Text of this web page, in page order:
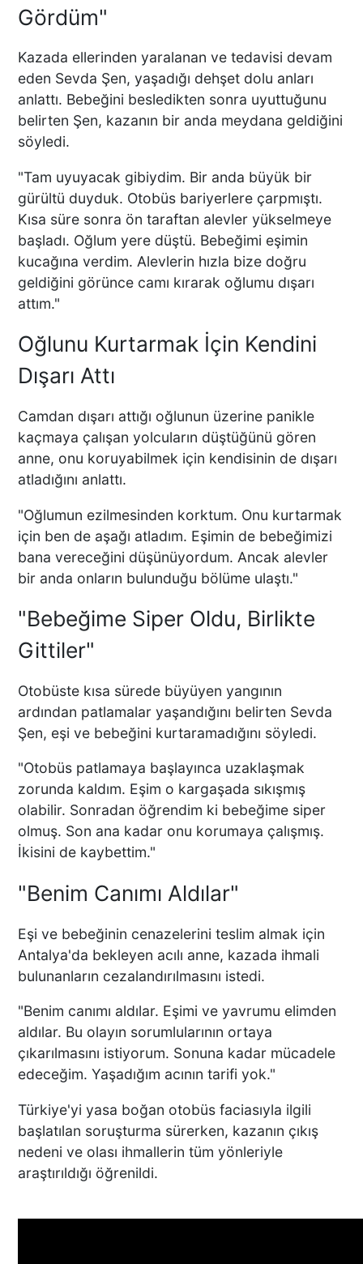
Gördüm"
Kazada ellerinden yaralanan ve tedavisi devam
eden Sevda Şen, yaşadığı dehşet dolu anları
anlattı. Bebeğini besledikten sonra uyuttuğunu
belirten Şen, kazanın bir anda meydana geldiğini
söyledi.
"Tam uyuyacak gibiydim. Bir anda büyük bir
gürültü duyduk. Otobüs bariyerlere çarpmıştı.
Kısa süre sonra ön taraftan alevler yükselmeye
başladı. Oğlum yere düştü. Bebeğimi eşimin
kucağına verdim. Alevlerin hızla bize doğru
geldiğini görünce camı kırarak oğlumu dışarı
attım."
Oğlunu Kurtarmak İçin Kendini
Dışarı Attı
Camdan dışarı attığı oğlunun üzerine panikle
kaçmaya çalışan yolcuların düştüğünü gören
anne, onu koruyabilmek için kendisinin de dışarı
atladığını anlattı.
"Oğlumun ezilmesinden korktum. Onu kurtarmak
için ben de aşağı atladım. Eşimin de bebeğimizi
bana vereceğini düşünüyordum. Ancak alevler
bir anda onların bulunduğu bölüme ulaştı."
"Bebeğime Siper Oldu, Birlikte
Gittiler"
Otobüste kısa sürede büyüyen yangının
ardından patlamalar yaşandığını belirten Sevda
Şen, eşi ve bebeğini kurtaramadığını söyledi.
"Otobüs patlamaya başlayınca uzaklaşmak
zorunda kaldım. Eşim o kargaşada sıkışmış
olabilir. Sonradan öğrendim ki bebeğime siper
olmuş. Son ana kadar onu korumaya çalışmış.
İkisini de kaybettim."
"Benim Canımı Aldılar"
Eşi ve bebeğinin cenazelerini teslim almak için
Antalya'da bekleyen acılı anne, kazada ihmali
bulunanların cezalandırılmasını istedi.
"Benim canımı aldılar. Eşimi ve yavrumu elimden
aldılar. Bu olayın sorumlularının ortaya
çıkarılmasını istiyorum. Sonuna kadar mücadele
edeceğim. Yaşadığım acının tarifi yok."
Türkiye'yi yasa boğan otobüs faciasıyla ilgili
başlatılan soruşturma sürerken, kazanın çıkış
nedeni ve olası ihmallerin tüm yönleriyle
araştırıldığı öğrenildi.